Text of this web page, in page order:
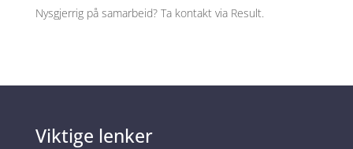
Nysgjerrig på samarbeid? Ta kontakt via Result.
Viktige lenker